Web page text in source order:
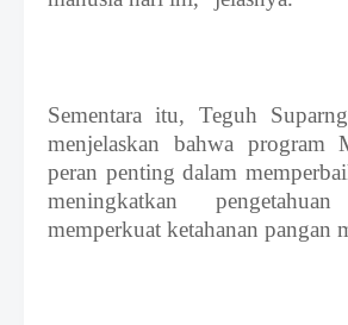
Sementara itu, Teguh
menjelaskan bahwa program
peran penting dalam
meningkatkan
memperkuat ketahanan pangan